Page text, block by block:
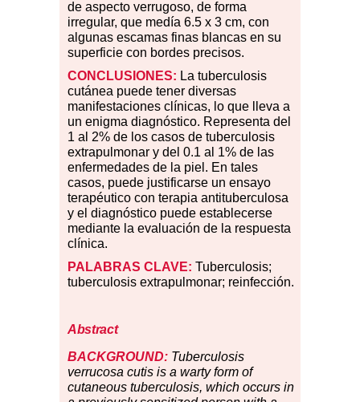
de aspecto verrugoso, de forma
irregular, que medía 6.5 x 3 cm, con
algunas escamas finas blancas en su
superficie con bordes precisos.
CONCLUSIONES: La tuberculosis
cutánea puede tener diversas
manifestaciones clínicas, lo que lleva a
un enigma diagnóstico. Representa del
1 al 2% de los casos de tuberculosis
extrapulmonar y del 0.1 al 1% de las
enfermedades de la piel. En tales
casos, puede justificarse un ensayo
terapéutico con terapia antituberculosa
y el diagnóstico puede establecerse
mediante la evaluación de la respuesta
clínica.
PALABRAS CLAVE: Tuberculosis;
tuberculosis extrapulmonar; reinfección.
Abstract
BACKGROUND: Tuberculosis
verrucosa cutis is a warty form of
cutaneous tuberculosis, which occurs in